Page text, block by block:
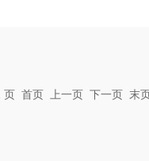
页 首页 上一页 下一页 末